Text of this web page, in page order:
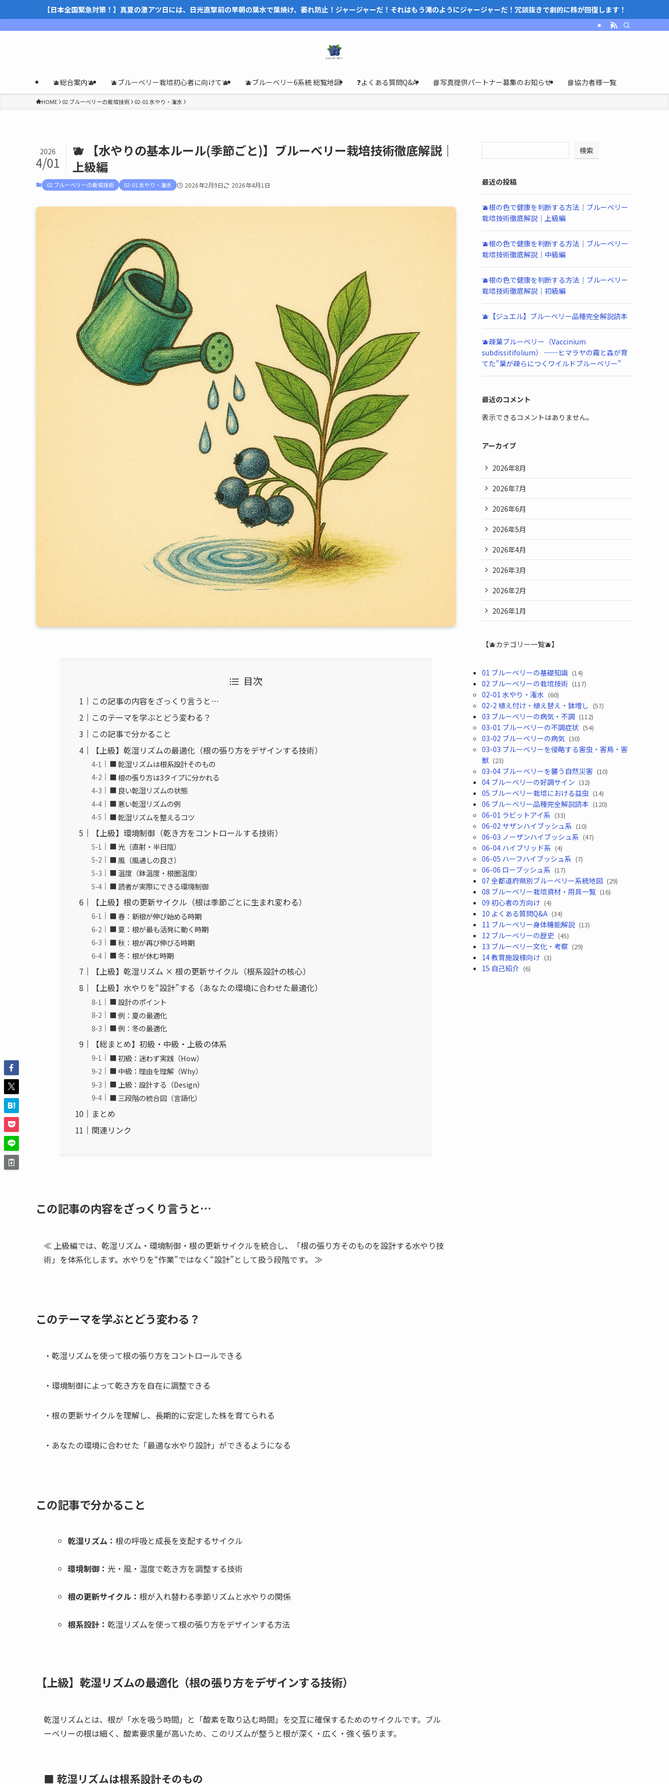
【日本全国緊急対策！】真夏の激アツ日には、日光直撃前の早朝の葉水で葉焼け、萎れ防止！ジャージャーだ！それはもう滝のようにジャージャーだ！冗談抜きで劇的に株が回復します！
🫐総合案内🫐 🫐ブルーベリー栽培初心者に向けて🫐 🫐ブルーベリー6系統 総覧地図 ❓️よくある質問Q&A 📘写真提供パートナー募集のお知らせ 📘協力者様一覧
HOME 02 ブルーベリーの栽培技術 02-01 水やり・潅水
🫐 【水やりの基本ルール(季節ごと)】ブルーベリー栽培技術徹底解説｜
上級編
2026
4/01
02 ブルーベリーの栽培技術 02-01 水やり・潅水 2026年2月9日 2026年4月1日
目次
この記事の内容をざっくり言うと…
このテーマを学ぶとどう変わる？
この記事で分かること
【上級】乾湿リズムの最適化（根の張り方をデザインする技術）
■ 乾湿リズムは根系設計そのもの
■ 根の張り方は3タイプに分かれる
■ 良い乾湿リズムの状態
■ 悪い乾湿リズムの例
■ 乾湿リズムを整えるコツ
【上級】環境制御（乾き方をコントロールする技術）
■ 光（直射・半日陰）
■ 風（風通しの良さ）
■ 温度（鉢温度・根圏温度）
■ 読者が実際にできる環境制御
【上級】根の更新サイクル（根は季節ごとに生まれ変わる）
■ 春：新根が伸び始める時期
■ 夏：根が最も活発に動く時期
■ 秋：根が再び伸びる時期
■ 冬：根が休む時期
【上級】乾湿リズム × 根の更新サイクル（根系設計の核心）
【上級】水やりを“設計”する（あなたの環境に合わせた最適化）
■ 設計のポイント
■ 例：夏の最適化
■ 例：冬の最適化
【総まとめ】初級・中級・上級の体系
■ 初級：迷わず実践（How）
■ 中級：理由を理解（Why）
■ 上級：設計する（Design）
■ 三段階の統合図（言語化）
まとめ
関連リンク
この記事の内容をざっくり言うと…
≪ 上級編では、乾湿リズム・環境制御・根の更新サイクルを統合し、「根の張り方そのものを設計する水やり技
術」を体系化します。水やりを“作業”ではなく“設計”として扱う段階です。 ≫
このテーマを学ぶとどう変わる？
・乾湿リズムを使って根の張り方をコントロールできる
・環境制御によって乾き方を自在に調整できる
・根の更新サイクルを理解し、長期的に安定した株を育てられる
・あなたの環境に合わせた「最適な水やり設計」ができるようになる
この記事で分かること
乾湿リズム： 根の呼吸と成長を支配するサイクル
環境制御： 光・風・温度で乾き方を調整する技術
根の更新サイクル： 根が入れ替わる季節リズムと水やりの関係
根系設計： 乾湿リズムを使って根の張り方をデザインする方法
【上級】乾湿リズムの最適化（根の張り方をデザインする技術）
乾湿リズムとは、根が「水を吸う時間」と「酸素を取り込む時間」を交互に確保するためのサイクルです。ブル
ーベリーの根は細く、酸素要求量が高いため、このリズムが整うと根が深く・広く・強く張ります。
■ 乾湿リズムは根系設計そのもの
検索
最近の投稿
🫐根の色で健康を判断する方法｜ブルーベリー
栽培技術徹底解説｜上級編
🫐根の色で健康を判断する方法｜ブルーベリー
栽培技術徹底解説｜中級編
🫐根の色で健康を判断する方法｜ブルーベリー
栽培技術徹底解説｜初級編
🫐【ジュエル】ブルーベリー品種完全解説読本
🫐疎葉ブルーベリー（Vaccinium
subdissitifolium） ──ヒマラヤの霧と森が育
てた”葉が疎らにつくワイルドブルーベリー”
最近のコメント
表示できるコメントはありません。
アーカイブ
2026年8月
2026年7月
2026年6月
2026年5月
2026年4月
2026年3月
2026年2月
2026年1月
【🫐カテゴリー一覧🫐】
01 ブルーベリーの基礎知識 (14)
02 ブルーベリーの栽培技術 (117)
02-01 水やり・潅水 (60)
02-2 植え付け・植え替え・鉢増し (57)
03 ブルーベリーの病気・不調 (112)
03-01 ブルーベリーの不調症状 (54)
03-02 ブルーベリーの病気 (30)
03-03 ブルーベリーを侵略する害虫・害鳥・害
獣 (23)
03-04 ブルーベリーを襲う自然災害 (10)
04 ブルーベリーの好調サイン (32)
05 ブルーベリー栽培における益虫 (14)
06 ブルーベリー品種完全解説読本 (120)
06-01 ラビットアイ系 (33)
06-02 サザンハイブッシュ系 (10)
06-03 ノーザンハイブッシュ系 (47)
06-04 ハイブリッド系 (4)
06-05 ハーフハイブッシュ系 (7)
06-06 ローブッシュ系 (17)
07 全都道府県別ブルーベリー系統地図 (29)
08 ブルーベリー栽培資材・用具一覧 (16)
09 初心者の方向け (4)
10 よくある質問Q&A (34)
11 ブルーベリー身体機能解説 (13)
12 ブルーベリーの歴史 (45)
13 ブルーベリー文化・考察 (29)
14 教育施設様向け (3)
15 自己紹介 (6)